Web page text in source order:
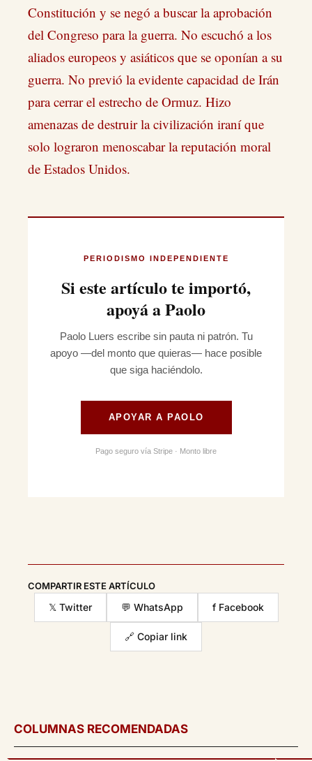
Constitución y se negó a buscar la aprobación
del Congreso para la guerra. No escuchó a los
aliados europeos y asiáticos que se oponían a su
guerra. No previó la evidente capacidad de Irán
para cerrar el estrecho de Ormuz. Hizo
amenazas de destruir la civilización iraní que
solo lograron menoscabar la reputación moral
de Estados Unidos.
PERIODISMO INDEPENDIENTE
Si este artículo te importó,
apoyá a Paolo
Paolo Luers escribe sin pauta ni patrón. Tu
apoyo —del monto que quieras— hace posible
que siga haciéndolo.
APOYAR A PAOLO
Pago seguro vía Stripe · Monto libre
COMPARTIR ESTE ARTÍCULO
𝕏 Twitter 💬 WhatsApp f Facebook
🔗 Copiar link
COLUMNAS RECOMENDADAS